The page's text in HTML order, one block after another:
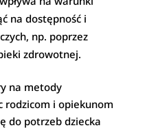
na dostępność i
np. poprzez
zdrowotnej.
na metody
rodzicom i opiekunom
do potrzeb dziecka